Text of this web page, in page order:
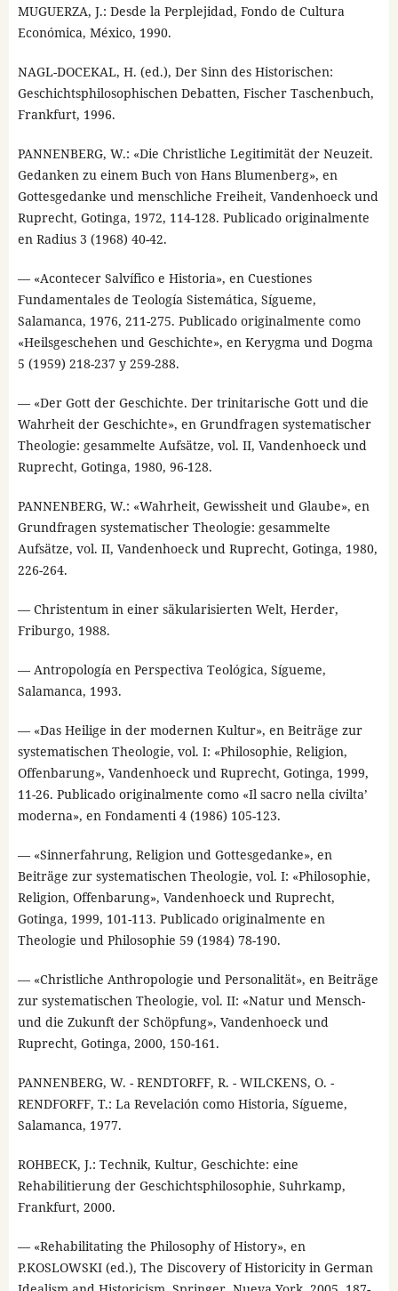
MUGUERZA, J.: Desde la Perplejidad, Fondo de Cultura
Económica, México, 1990.
NAGL-DOCEKAL, H. (ed.), Der Sinn des Historischen:
Geschichtsphilosophischen Debatten, Fischer Taschenbuch,
Frankfurt, 1996.
PANNENBERG, W.: «Die Christliche Legitimität der Neuzeit.
Gedanken zu einem Buch von Hans Blumenberg», en
Gottesgedanke und menschliche Freiheit, Vandenhoeck und
Ruprecht, Gotinga, 1972, 114-128. Publicado originalmente
en Radius 3 (1968) 40-42.
— «Acontecer Salvífico e Historia», en Cuestiones
Fundamentales de Teología Sistemática, Sígueme,
Salamanca, 1976, 211-275. Publicado originalmente como
«Heilsgeschehen und Geschichte», en Kerygma und Dogma
5 (1959) 218-237 y 259-288.
— «Der Gott der Geschichte. Der trinitarische Gott und die
Wahrheit der Geschichte», en Grundfragen systematischer
Theologie: gesammelte Aufsätze, vol. II, Vandenhoeck und
Ruprecht, Gotinga, 1980, 96-128.
PANNENBERG, W.: «Wahrheit, Gewissheit und Glaube», en
Grundfragen systematischer Theologie: gesammelte
Aufsätze, vol. II, Vandenhoeck und Ruprecht, Gotinga, 1980,
226-264.
— Christentum in einer säkularisierten Welt, Herder,
Friburgo, 1988.
— Antropología en Perspectiva Teológica, Sígueme,
Salamanca, 1993.
— «Das Heilige in der modernen Kultur», en Beiträge zur
systematischen Theologie, vol. I: «Philosophie, Religion,
Offenbarung», Vandenhoeck und Ruprecht, Gotinga, 1999,
11-26. Publicado originalmente como «Il sacro nella civilta’
moderna», en Fondamenti 4 (1986) 105-123.
— «Sinnerfahrung, Religion und Gottesgedanke», en
Beiträge zur systematischen Theologie, vol. I: «Philosophie,
Religion, Offenbarung», Vandenhoeck und Ruprecht,
Gotinga, 1999, 101-113. Publicado originalmente en
Theologie und Philosophie 59 (1984) 78-190.
— «Christliche Anthropologie und Personalität», en Beiträge
zur systematischen Theologie, vol. II: «Natur und Mensch-
und die Zukunft der Schöpfung», Vandenhoeck und
Ruprecht, Gotinga, 2000, 150-161.
PANNENBERG, W. - RENDTORFF, R. - WILCKENS, O. -
RENDFORFF, T.: La Revelación como Historia, Sígueme,
Salamanca, 1977.
ROHBECK, J.: Technik, Kultur, Geschichte: eine
Rehabilitierung der Geschichtsphilosophie, Suhrkamp,
Frankfurt, 2000.
— «Rehabilitating the Philosophy of History», en
P.KOSLOWSKI (ed.), The Discovery of Historicity in German